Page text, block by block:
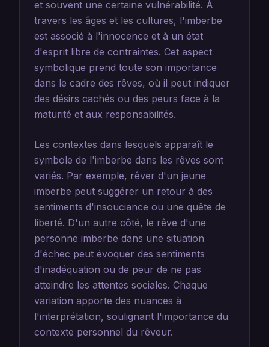
et souvent une certaine vulnérabilité. À
travers les âges et les cultures, l'imberbe
est associé à l'innocence et à un état
d'esprit libre de contraintes. Cet aspect
symbolique prend toute son importance
dans le cadre des rêves, où il peut indiquer
des désirs cachés ou des peurs face à la
maturité et aux responsabilités.
Les contextes dans lesquels apparaît le
symbole de l'imberbe dans les rêves sont
variés. Par exemple, rêver d'un jeune
imberbe peut suggérer un retour à des
sentiments d'insouciance ou une quête de
liberté. D'un autre côté, le rêve d'une
personne imberbe dans une situation
d'échec peut évoquer des sentiments
d'inadéquation ou de peur de ne pas
atteindre les attentes sociales. Chaque
variation apporte des nuances à
l'interprétation, soulignant l'importance du
contexte personnel du rêveur.